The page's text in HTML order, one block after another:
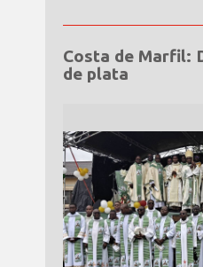
Costa de Marfil:
de plata